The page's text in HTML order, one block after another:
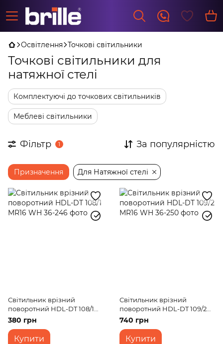
Освітлення Точкові світильники
Точкові світильники для
натяжної стелі
Комплектуючі до точкових світильників
Меблеві світильники
Фільтр 1 За популярністю
Призначення Для Натяжної стелі
Світильник врізний
поворотний HDL-DT 108/1
MR16 WH
380 грн
Купити
Світильник врізний
поворотний HDL-DT 109/2
MR16 WH
740 грн
Купити